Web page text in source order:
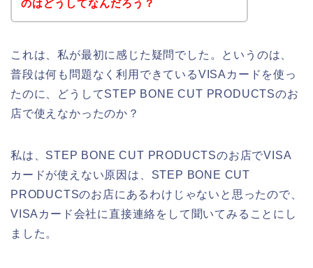
のはどうしてなんだろう？
これは、私が最初に感じた疑問でした。というのは、
普段は何も問題なく利用できているVISAカードを使っ
たのに、どうしてSTEP BONE CUT PRODUCTSのお
店で使えなかったのか？
私は、STEP BONE CUT PRODUCTSのお店でVISA
カードが使えない原因は、STEP BONE CUT
PRODUCTSのお店にあるわけじゃないと思ったので、
VISAカード会社に直接連絡をして聞いてみることにし
ました。